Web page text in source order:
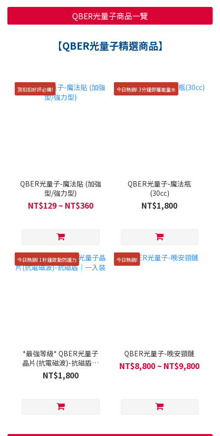
QBER光量子商品一覽
【QBER光量子精選商品】
頂扣扣好評必備!
QBER光量子-魔法貼 (加強
型/強力型)
NT$129 ~ NT$360
今日熱銷! 3分鐘即獲能量水
QBER光量子-魔法瓶
(30cc)
NT$1,800
今日熱銷! 1秒鐘啟動防護力
*最強等級* QBER光量子
晶片(抗電磁波)-抗磁盾｜
一入裝
NT$1,800
今日熱銷!
QBER光量子-晚安頸鏈
NT$8,800 ~ NT$9,800